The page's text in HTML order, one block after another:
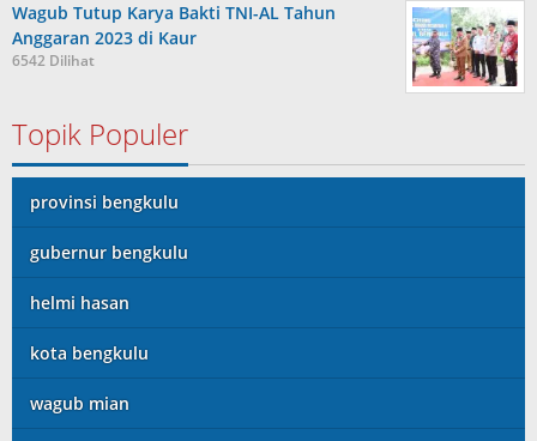
Wagub Tutup Karya Bakti TNI-AL Tahun
Anggaran 2023 di Kaur
6542 Dilihat
Topik Populer
provinsi bengkulu
gubernur bengkulu
helmi hasan
kota bengkulu
wagub mian